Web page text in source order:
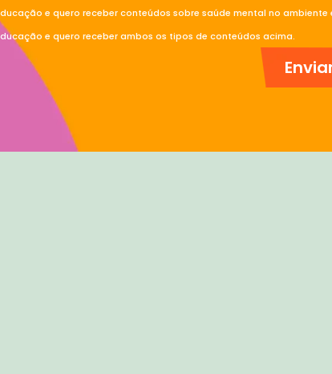
e quero receber conteúdos sobre saúde mental no ambiente
e quero receber ambos os tipos de conteúdos acima.